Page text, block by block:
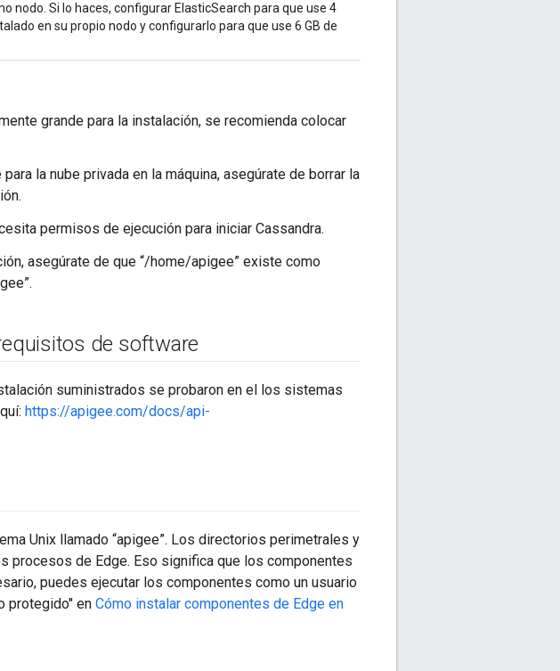
nodo. Si lo haces, configurar ElasticSearch para que use 4
en su propio nodo y configurarlo para que use 6 GB de
grande para la instalación, se recomienda colocar
la nube privada en la máquina, asegúrate de borrar la
permisos de ejecución para iniciar Cassandra.
asegúrate de que “/home/apigee” existe como
de software
suministrados se probaron en el los sistemas
https://apigee.com/docs/api-
Unix llamado “apigee”. Los directorios perimetrales y
procesos de Edge. Eso significa que los componentes
puedes ejecutar los componentes como un usuario
protegido" en Cómo instalar componentes de Edge en